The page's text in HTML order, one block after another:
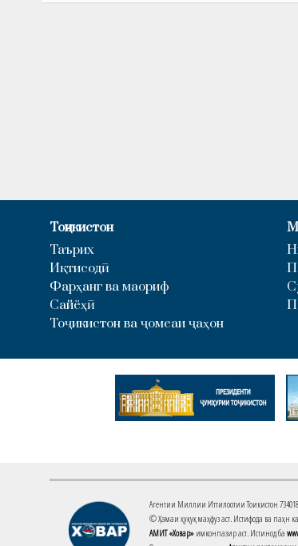
Тоҷикистон
Таърих
Иқтисодӣ
Фарҳанг ва маориф
Сайёҳӣ
Тоҷикистон ва ҷомеаи ҷаҳон
Агентии Миллии Иттилоотии Тоҷикистон
© Ҳамаи ҳуқуқ маҳфуз аст. Истифода ва паҳн
АМИТ «Ховар» имконпазир аст. Истинод ба